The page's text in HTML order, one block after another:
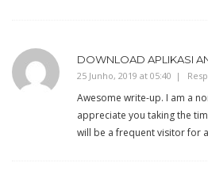
DOWNLOAD APLIKASI
25 Junho, 2019 at 05:40
Awesome write-up. I am a
appreciate you taking the
will be a frequent visitor for